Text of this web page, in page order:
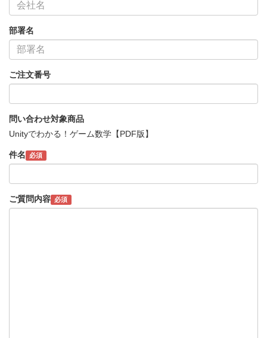
部署名
ご注文番号
問い合わせ対象商品
Unityでわかる！ゲーム数学【PDF版】
件名 必須
ご質問内容 必須